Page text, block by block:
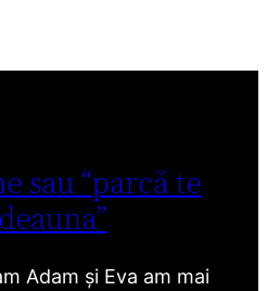
sau “parcă te
Adam și Eva am mai